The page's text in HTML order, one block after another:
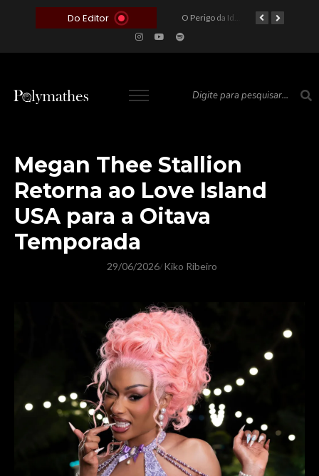
Do Editor A Roleta da Miséria: Quando a Devoção Cega Encontra o Link na Bio. A Queda do Brasileiro Pelas Mãos de Seus Influencers. O Perigo da Ideologia Desenfreada na Justiça: Quando a Pauta Política Substitui a Pena Criminal O Preço de um Escândalo: A Discrepância Entre o “Filme de Bolsonaro” e a Realidade do Cinema Mundial
Megan Thee Stallion
Retorna ao Love Island
USA para a Oitava
Temporada
29/06/2026/ Kiko Ribeiro